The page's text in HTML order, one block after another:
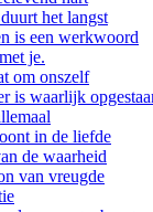
het langst
is een werkwoord
je.
om onszelf
is waarlijk
in de liefde
de waarheid
van vreugde